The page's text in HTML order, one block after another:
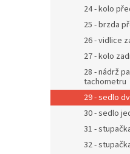
24 - kolo
25 - brzda
26 - vidlice
27 - kolo
28 - nádrž
tachometru
29 - sedlo
30 - sedlo
31 -
32 -